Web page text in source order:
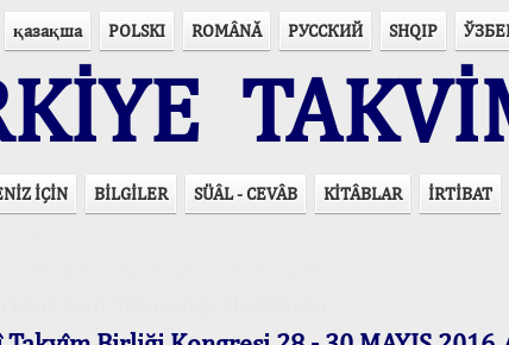
қазақша POLSKI ROMÂNĂ РУССКИЙ SHQIP
İÇİN BİLGİLER SÜÂL - CEVÂB KİTÂBLAR İRTİBAT